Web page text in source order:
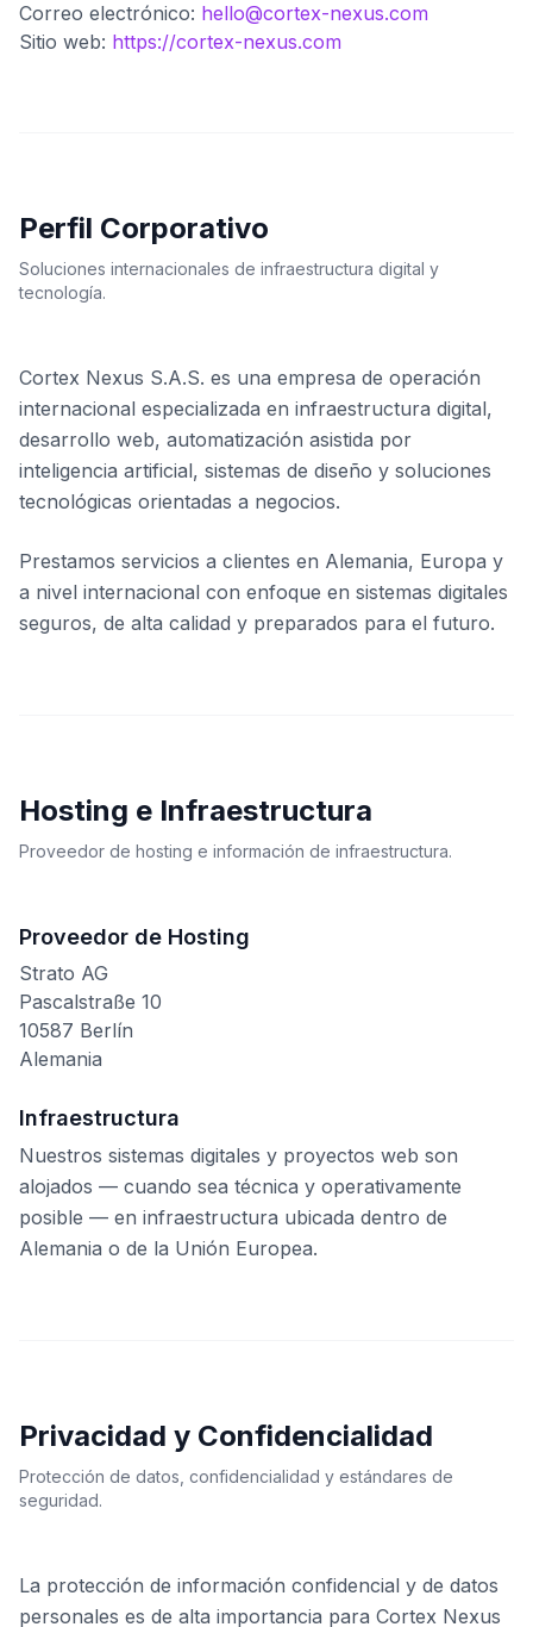
Correo electrónico: hello@cortex-nexus.com
Sitio web: https://cortex-nexus.com
Perfil Corporativo
Soluciones internacionales de infraestructura digital y
tecnología.
Cortex Nexus S.A.S. es una empresa de operación
internacional especializada en infraestructura digital,
desarrollo web, automatización asistida por
inteligencia artificial, sistemas de diseño y soluciones
tecnológicas orientadas a negocios.
Prestamos servicios a clientes en Alemania, Europa y
a nivel internacional con enfoque en sistemas digitales
seguros, de alta calidad y preparados para el futuro.
Hosting e Infraestructura
Proveedor de hosting e información de infraestructura.
Proveedor de Hosting
Strato AG
Pascalstraße 10
10587 Berlín
Alemania
Infraestructura
Nuestros sistemas digitales y proyectos web son
alojados — cuando sea técnica y operativamente
posible — en infraestructura ubicada dentro de
Alemania o de la Unión Europea.
Privacidad y Confidencialidad
Protección de datos, confidencialidad y estándares de
seguridad.
La protección de información confidencial y de datos
personales es de alta importancia para Cortex Nexus